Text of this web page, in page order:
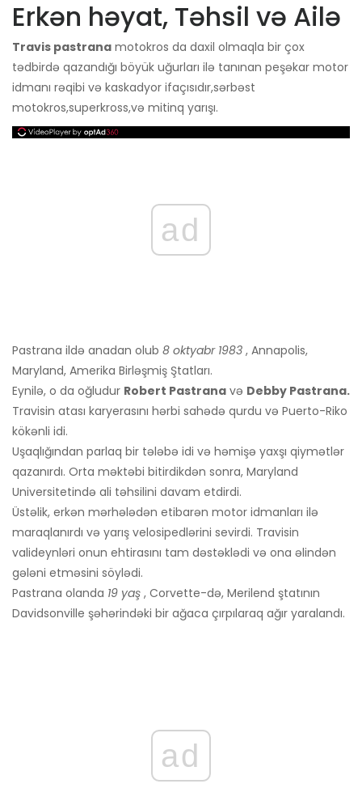
Erkən həyat, Təhsil və Ailə
Travis pastrana motokros da daxil olmaqla bir çox
tədbirdə qazandığı böyük uğurları ilə tanınan peşəkar motor
idmanı rəqibi və kaskadyor ifaçısıdır,sərbəst
motokros,superkross,və mitinq yarışı.
ad
Pastrana ildə anadan olub 8 oktyabr 1983 , Annapolis,
Maryland, Amerika Birləşmiş Ştatları.
Eynilə, o da oğludur Robert Pastrana və Debby Pastrana.
Travisin atası karyerasını hərbi sahədə qurdu və Puerto-Riko
kökənli idi.
Uşaqlığından parlaq bir tələbə idi və həmişə yaxşı qiymətlər
qazanırdı. Orta məktəbi bitirdikdən sonra, Maryland
Universitetində ali təhsilini davam etdirdi.
Üstəlik, erkən mərhələdən etibarən motor idmanları ilə
maraqlanırdı və yarış velosipedlərini sevirdi. Travisin
valideynləri onun ehtirasını tam dəstəklədi və ona əlindən
gələni etməsini söylədi.
Pastrana olanda 19 yaş , Corvette-də, Merilend ştatının
Davidsonville şəhərindəki bir ağaca çırpılaraq ağır yaralandı.
ad